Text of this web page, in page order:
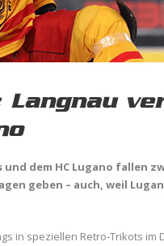
Langnau
dem HC Lugano fallen
geben – auch, weil
in speziellen Retro-Trikots im